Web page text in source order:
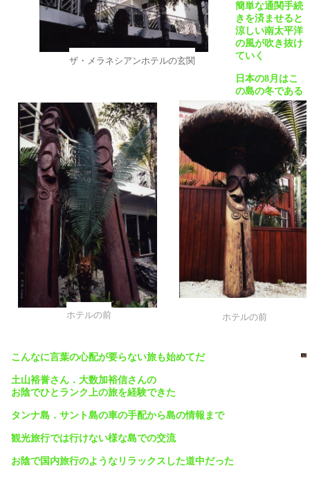
ホテルの前
ホテルの前
ザ・メラネシアンホテルの玄関
こんなに言葉の心配が要らない旅も始めてだ
土山裕誉さん．大数加裕信さんの
お陰でひとランク上の旅を経験できた
タンナ島．サント島の車の手配から島の情報まで
観光旅行では行けない様な島での交流
お陰で国内旅行のようなリラックスした道中だった
簡単な通関手続
きを済ませると
涼しい南太平洋
の風が吹き抜け
ていく
日本の8月はこ
の島の冬である
日本人経営者の
「ザ・メラネシ
アンホテル・ポ
ートビラ」には
二人の日本人が
いる